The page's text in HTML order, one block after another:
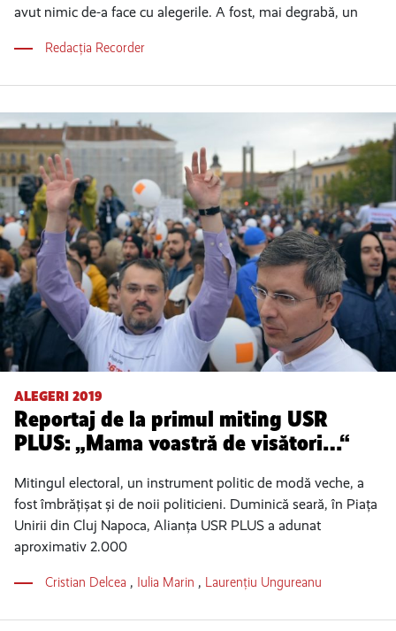
avut nimic de-a face cu alegerile. A fost, mai degrabă, un
Redacția Recorder
ALEGERI 2019
Reportaj de la primul miting USR
PLUS: „Mama voastră de visători…“
Mitingul electoral, un instrument politic de modă veche, a
fost îmbrățișat și de noii politicieni. Duminică seară, în Piața
Unirii din Cluj Napoca, Alianța USR PLUS a adunat
aproximativ 2.000
Cristian Delcea , Iulia Marin , Laurențiu Ungureanu